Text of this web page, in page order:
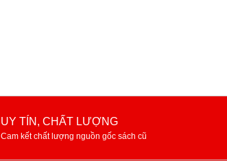
UY TÍN, CHẤT LƯỢNG
Cam kết chất lượng nguồn gốc sách cũ